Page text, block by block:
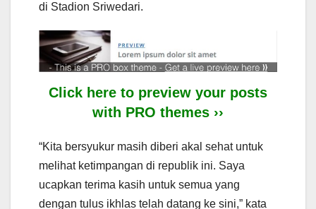
di Stadion Sriwedari.
Click here to preview your posts
with PRO themes ››
“Kita bersyukur masih diberi akal sehat untuk
melihat ketimpangan di republik ini. Saya
ucapkan terima kasih untuk semua yang
dengan tulus ikhlas telah datang ke sini,” kata